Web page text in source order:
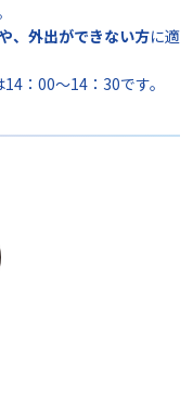
、外出ができない方に適
：00〜14：30です。